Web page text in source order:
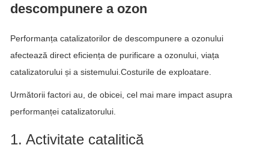
descompunere a ozon
Performanța catalizatorilor de descompunere a ozonului
afectează direct eficiența de purificare a ozonului, viața
catalizatorului și a sistemului.Costurile de exploatare.
Următorii factori au, de obicei, cel mai mare impact asupra
performanței catalizatorului.
1. Activitate catalitică